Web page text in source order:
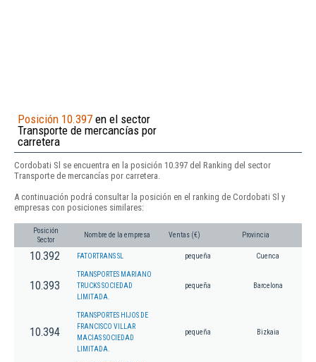
Posición 10.397 en el sector
Transporte de mercancías por
carretera
Cordobati Sl se encuentra en la posición 10.397 del Ranking del sector
Transporte de mercancías por carretera.
A continuación podrá consultar la posición en el ranking de Cordobati Sl y
empresas con posiciones similares:
Posición
Sector
Nombre de la empresa Ventas (€) Provincia
10.392 FATORTRANS SL pequeña Cuenca
10.393
TRANSPORTES MARIANO
TRUCKS SOCIEDAD
LIMITADA.
pequeña Barcelona
10.394
TRANSPORTES HIJOS DE
FRANCISCO VILLAR
MACIAS SOCIEDAD
LIMITADA.
pequeña Bizkaia